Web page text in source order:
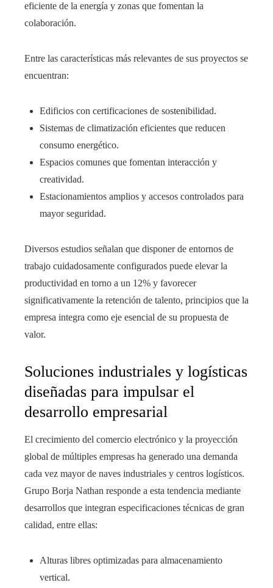
eficiente de la energía y zonas que fomentan la
colaboración.
Entre las características más relevantes de sus proyectos se
encuentran:
Edificios con certificaciones de sostenibilidad.
Sistemas de climatización eficientes que reducen
consumo energético.
Espacios comunes que fomentan interacción y
creatividad.
Estacionamientos amplios y accesos controlados para
mayor seguridad.
Diversos estudios señalan que disponer de entornos de
trabajo cuidadosamente configurados puede elevar la
productividad en torno a un 12% y favorecer
significativamente la retención de talento, principios que la
empresa integra como eje esencial de su propuesta de
valor.
Soluciones industriales y logísticas
diseñadas para impulsar el
desarrollo empresarial
El crecimiento del comercio electrónico y la proyección
global de múltiples empresas ha generado una demanda
cada vez mayor de naves industriales y centros logísticos.
Grupo Borja Nathan responde a esta tendencia mediante
desarrollos que integran especificaciones técnicas de gran
calidad, entre ellas:
Alturas libres optimizadas para almacenamiento
vertical.